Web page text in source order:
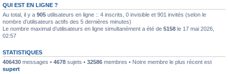
QUI EST EN LIGNE ?
Au total, il y a 905 utilisateurs en ligne :: 4 inscrits, 0 invisible et 901 invités (selon le
nombre d’utilisateurs actifs des 5 dernières minutes)
Le nombre maximal d’utilisateurs en ligne simultanément a été de 5158 le 17 mai 2026,
02:57
STATISTIQUES
406430 messages • 4678 sujets • 32586 membres • Notre membre le plus récent est
supert